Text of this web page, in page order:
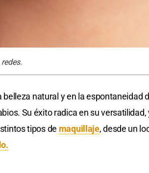
belleza natural y en la espontaneidad
Su éxito radica en su
tipos de maquillaje, desde un